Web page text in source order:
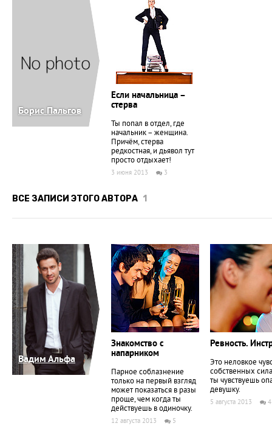
Борис Пальгов
Если начальница –
стерва
Ты попал в отдел, где
начальник – женщина.
Причём, стерва
редкостная, и дьявол тут
просто отдыхает!
3 июня 2013 3
ВСЕ ЗАПИСИ ЭТОГО АВТОРА 1
Вадим Альфа
Знакомство с
напарником
Парное соблазнение
только на первый взгляд
может показаться в разы
проще, чем когда ты
действуешь в одиночку.
12 августа 2013 5
Ревность.
Это неловкое
собственных
ты чувствуешь
девушку.
5 августа 2013 4